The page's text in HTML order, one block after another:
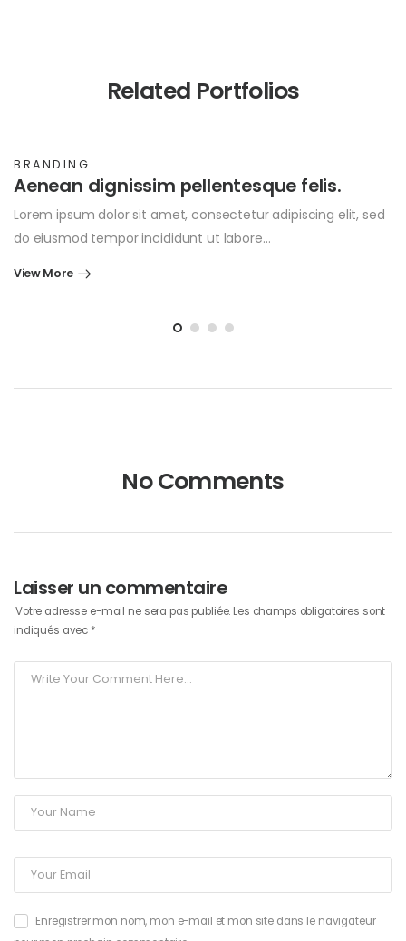
Related Portfolios
BRANDING
Aenean dignissim pellentesque felis.
Lorem ipsum dolor sit amet, consectetur adipiscing elit, sed
do eiusmod tempor incididunt ut labore…
View More
No Comments
Laisser un commentaire
Votre adresse e-mail ne sera pas publiée. Les champs obligatoires sont
indiqués avec *
Enregistrer mon nom, mon e-mail et mon site dans le navigateur